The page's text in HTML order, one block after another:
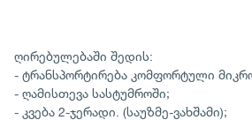
ღირებულებაში შედის:
- ტრანსპორტირება კომფორტული
- ღამისთევა სასტუმროში;
- კვება 2-ჯერადი. (საუზმე-ვახშამი);